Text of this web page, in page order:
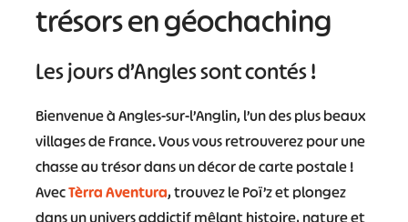
trésors en géochaching
Les jours d’Angles sont contés !
Bienvenue à Angles-sur-l’Anglin, l’un des plus beaux
villages de France. Vous vous retrouverez pour une
chasse au trésor dans un décor de carte postale !
AvecTèrra Aventura, trouvez le Poï’z et plongez
dans un univers addictif mêlant histoire, nature et